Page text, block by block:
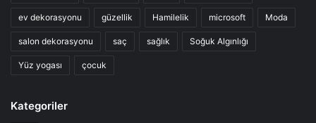
ev dekorasyonu güzellik Hamilelik microsoft Moda
salon dekorasyonu saç sağlık Soğuk Algınlığı
Yüz yogası çocuk
Kategoriler